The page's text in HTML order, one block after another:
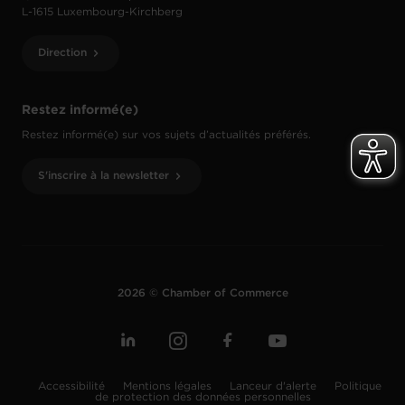
Restez informé(e)
Restez informé(e) sur vos sujets d’actualités préférés.
S'inscrire à la newsletter
L-1615 Luxembourg-Kirchberg
Direction
2026 © Chamber of Commerce
Accessibilité Mentions légales Lanceur d'alerte
Politique
de protection des données personnelles